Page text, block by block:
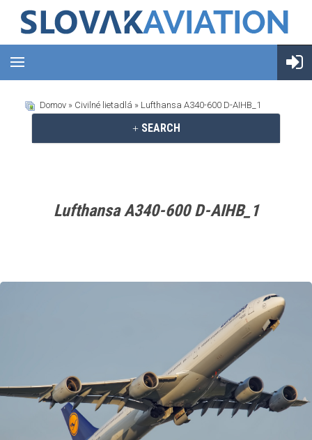
Domov » Civilné lietadlá » Lufthansa A340-600 D-AIHB_1
SEARCH
Lufthansa A340-600 D-AIHB_1